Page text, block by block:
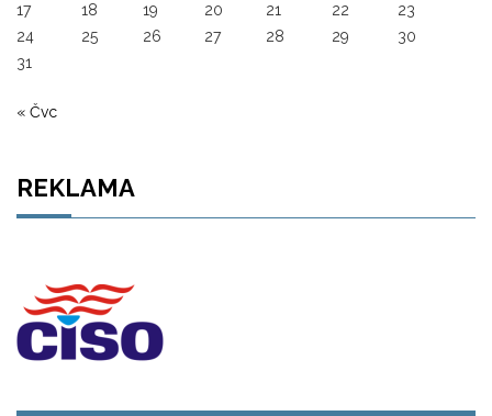
17
18 19 20 21 22
23
24
25 26 27 28 29
30
31
« Čvc
REKLAMA